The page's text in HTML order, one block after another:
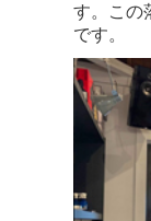
す。この
です。